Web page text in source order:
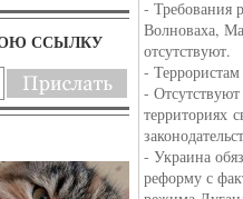
ССЫЛКУ
- Требования
Волноваха,
отсутствуют.
-
-
территориях
- Украина
реформу с